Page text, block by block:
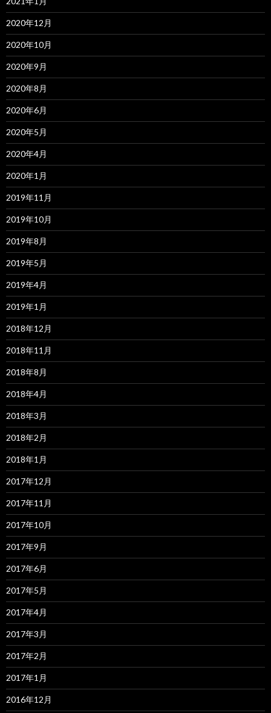
2020年12月
2020年10月
2020年9月
2020年8月
2020年6月
2020年5月
2020年4月
2020年1月
2019年11月
2019年10月
2019年8月
2019年5月
2019年4月
2019年1月
2018年12月
2018年11月
2018年8月
2018年4月
2018年3月
2018年2月
2018年1月
2017年12月
2017年11月
2017年10月
2017年9月
2017年6月
2017年5月
2017年4月
2017年3月
2017年2月
2017年1月
2016年12月